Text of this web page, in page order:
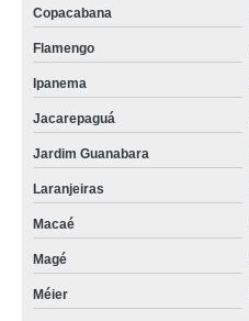
Copacabana
Flamengo
Ipanema
Jacarepaguá
Jardim Guanabara
Laranjeiras
Macaé
Magé
Méier